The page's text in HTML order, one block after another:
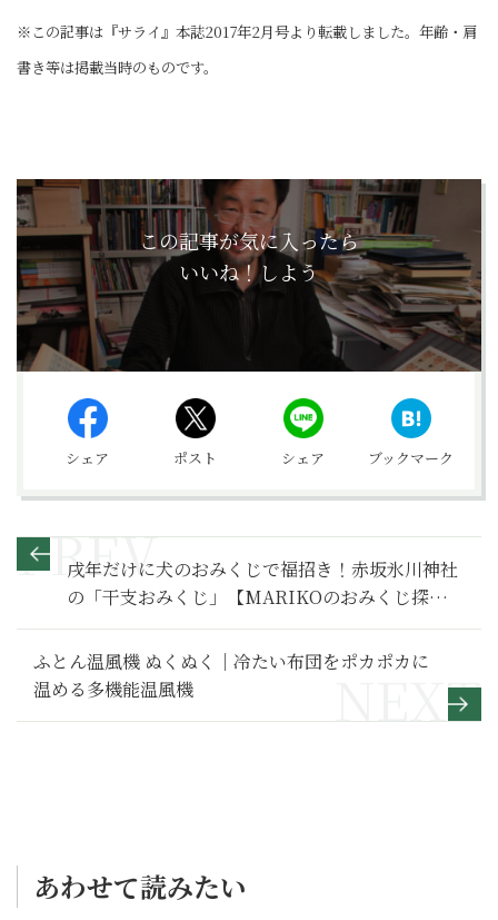
※この記事は『サライ』本誌2017年2月号より転載しました。年齢・肩
書き等は掲載当時のものです。
この記事が気に入ったら
いいね！しよう
シェア ポスト シェア ブックマーク
戌年だけに犬のおみくじで福招き！赤坂氷川神社
の「干支おみくじ」【MARIKOのおみくじ探訪
第9回】
ふとん温風機 ぬくぬく｜冷たい布団をポカポカに
温める多機能温風機
あわせて読みたい